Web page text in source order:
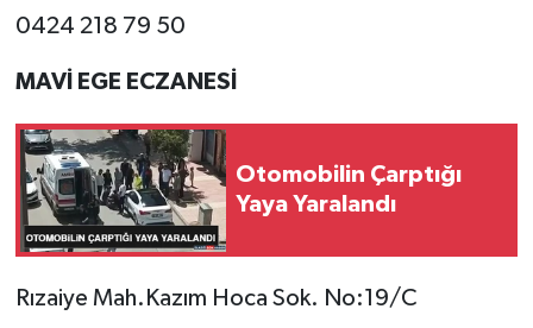
0424 218 79 50
MAVİ EGE ECZANESİ
Otomobilin Çarptığı
Yaya Yaralandı
Rızaiye Mah.Kazım Hoca Sok. No:19/C